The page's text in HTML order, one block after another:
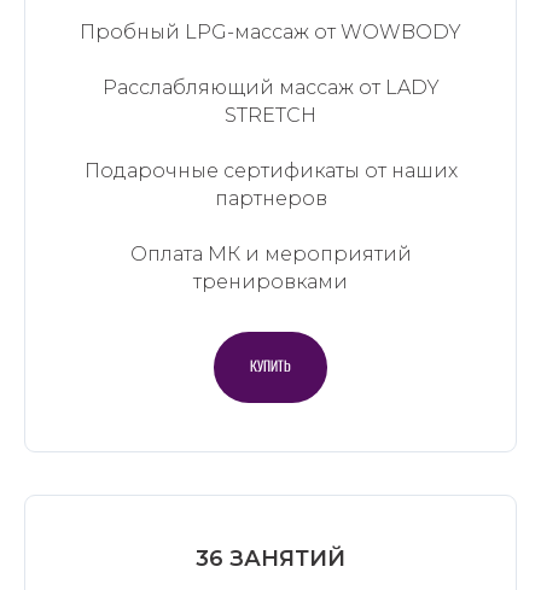
Пробный LPG-массаж от WOWBODY
Расслабляющий массаж от LADY
STRETCH
Подарочные сертификаты от наших
партнеров
Оплата МК и мероприятий
тренировками
КУПИТЬ
36 ЗАНЯТИЙ